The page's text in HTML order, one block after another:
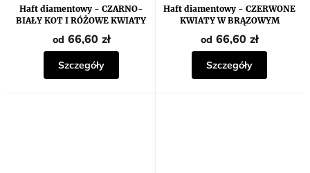
Haft diamentowy - CZARNO-
BIAŁY KOT I RÓŻOWE KWIATY
od 66,60 zł
Szczegóły
Haft diamentowy - CZERWONE
KWIATY W BRĄZOWYM
WAZONIE
od 66,60 zł
Szczegóły